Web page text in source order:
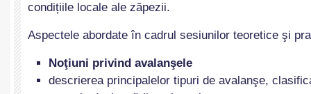
condițiile locale ale zăpezii.
Aspectele abordate în cadrul sesiunilor teoretice şi
Noţiuni privind avalanşele
descrierea principalelor tipuri de avalanşe,